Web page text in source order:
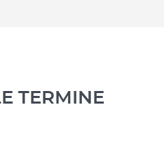
TERMINE